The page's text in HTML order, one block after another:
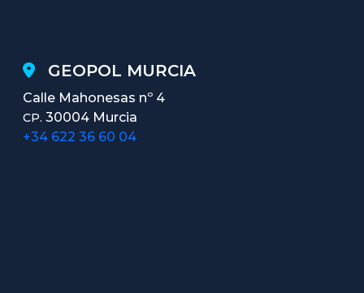
GEOPOL MURCIA
Calle Mahonesas nº 4
CP. 30004 Murcia
+34 622 36 60 04